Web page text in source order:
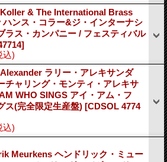
& The International Brass
ンス・コラー&ジ・インターナシ
ラス・カンパニー / フェスティバル
込)
ラリー・アレキサンダ
チャリング・モンティ・アレキサ
WHO SINGS アイ・アム・フ
ス(完全限定生産盤) [CDSOL 4774
込)
Meurkens ヘンドリック・ミュー